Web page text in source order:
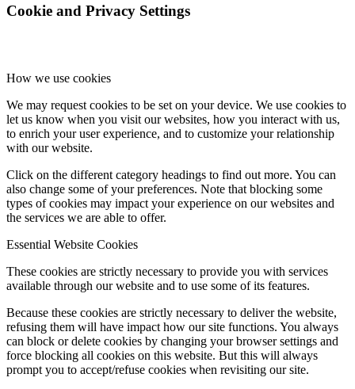
Cookie and Privacy Settings
How we use cookies
We may request cookies to be set on your device. We use cookies to
let us know when you visit our websites, how you interact with us,
to enrich your user experience, and to customize your relationship
with our website.
Click on the different category headings to find out more. You can
also change some of your preferences. Note that blocking some
types of cookies may impact your experience on our websites and
the services we are able to offer.
Essential Website Cookies
These cookies are strictly necessary to provide you with services
available through our website and to use some of its features.
Because these cookies are strictly necessary to deliver the website,
refusing them will have impact how our site functions. You always
can block or delete cookies by changing your browser settings and
force blocking all cookies on this website. But this will always
prompt you to accept/refuse cookies when revisiting our site.